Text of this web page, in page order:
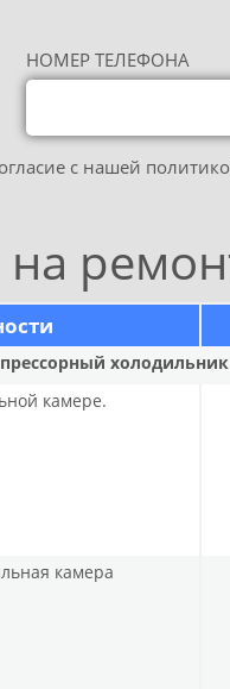
НОМЕР ТЕЛЕФОНА
с нашей
камере.
камера